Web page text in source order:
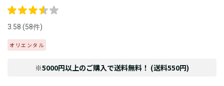
3.58 (58件)
オリエンタル
※5000円以上のご購入で送料無料！ (送料550円)